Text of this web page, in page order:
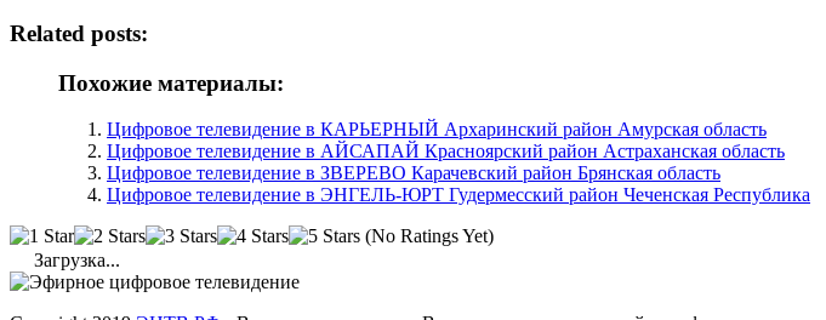
Related posts:
Похожие материалы:
Цифровое телевидение в КАРЬЕРНЫЙ Архаринский район Амурская область
Цифровое телевидение в АЙСАПАЙ Красноярский район Астраханская область
Цифровое телевидение в ЗВЕРЕВО Карачевский район Брянская область
Цифровое телевидение в ЭНГЕЛЬ-ЮРТ Гудермесский район Чеченская Республика
(No Ratings Yet)
Загрузка...